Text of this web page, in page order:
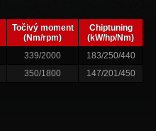
Točivý moment
(Nm/rpm)
Chiptuning
(kW/hp/Nm)
339/2000
183/250/440
350/1800 147/201/450